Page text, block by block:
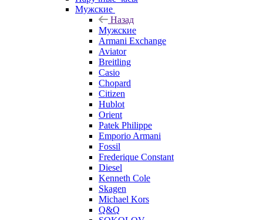
Мужские
Назад
Мужские
Armani Exchange
Aviator
Breitling
Casio
Chopard
Citizen
Hublot
Orient
Patek Philippe
Emporio Armani
Fossil
Frederique Constant
Diesel
Kenneth Cole
Skagen
Michael Kors
Q&Q